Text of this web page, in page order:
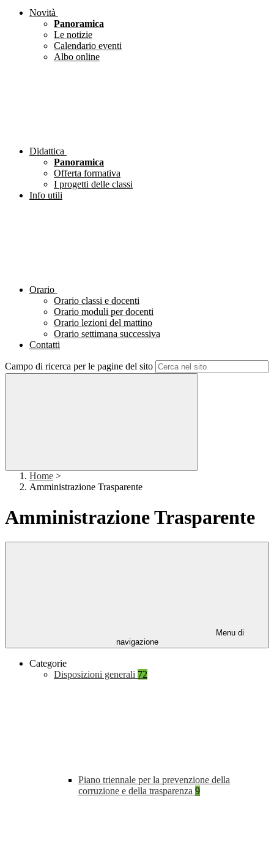
Novità
Panoramica
Le notizie
Calendario eventi
Albo online
Didattica
Panoramica
Offerta formativa
I progetti delle classi
Info utili
Orario
Orario classi e docenti
Orario moduli per docenti
Orario lezioni del mattino
Orario settimana successiva
Contatti
Campo di ricerca per le pagine del sito
Home >
Amministrazione Trasparente
Amministrazione Trasparente
Menu di
navigazione
Categorie
Disposizioni generali 72
Piano triennale per la prevenzione della
corruzione e della trasparenza 9